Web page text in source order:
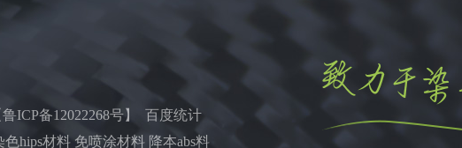
鲁ICP备12022268号】 百度统计
hips材料 免喷涂材料 降本abs料